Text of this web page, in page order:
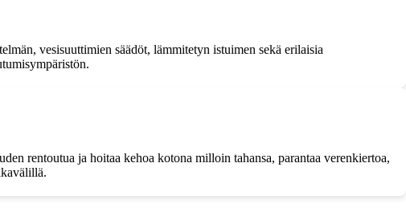
vesisuuttimien säädöt, lämmitetyn istuimen sekä erilaisia
rentoutua ja hoitaa kehoa kotona milloin tahansa, parantaa verenkiertoa,